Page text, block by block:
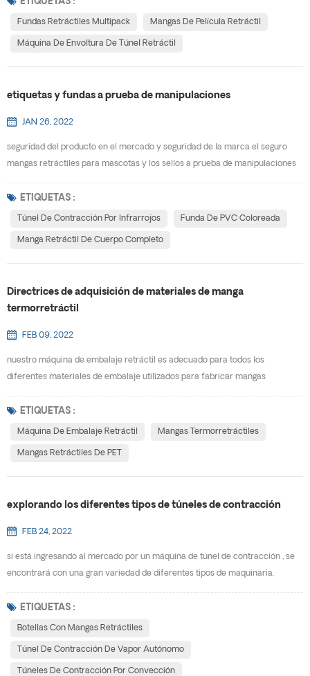
retráctiles de paquetes múltiples permiten productos de varias formas y
Fundas Retráctiles Multipack Mangas De Película Retráctil
Máquina De Envoltura De Túnel Retráctil
etiquetas y fundas a prueba de manipulaciones
JAN 26, 2022
seguridad del producto en el mercado y seguridad de la marca el seguro
mangas retráctiles para mascotas y los sellos a prueba de manipulaciones
mientras protegen sus productos contra manipulaciones. opciones
disponibles para etiquetas y fundas Las fundas retráctiles ofrecen una
ETIQUETAS :
Túnel De Contracción Por Infrarrojos Funda De PVC Coloreada
Manga Retráctil De Cuerpo Completo
Directrices de adquisición de materiales de manga
termorretráctil
FEB 09, 2022
nuestro máquina de embalaje retráctil es adecuado para todos los
diferentes materiales de embalaje utilizados para fabricar mangas
previsto determinarán qué materiales funcionarán mejor para su proyecto
en particular. los materiales disponibles incluyen: mascota (G) , PVC, OPS y
ETIQUETAS :
Máquina De Embalaje Retráctil Mangas Termorretráctiles
Mangas Retráctiles De PET
explorando los diferentes tipos de túneles de contracción
FEB 24, 2022
si está ingresando al mercado por un máquina de túnel de contracción , se
encontrará con una gran variedad de diferentes tipos de maquinaria.
de túnel de retractilado está diseñado para trabajar en aplicaciones
específicas. ¿Qué es exactamente un túnel de contracción? un túnel de
ETIQUETAS :
Botellas Con Mangas Retráctiles
Túnel De Contracción De Vapor Autónomo
Túneles De Contracción Por Convección